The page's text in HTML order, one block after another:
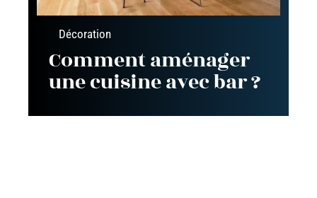
Décoration
Comment aménager
une cuisine avec bar ?